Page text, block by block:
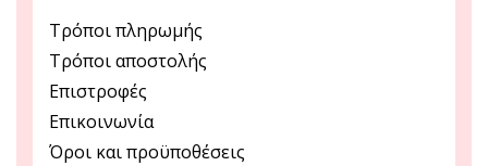
Τρόποι πληρωμής
Τρόποι αποστολής
Επιστροφές
Επικοινωνία
Όροι και προϋποθέσεις